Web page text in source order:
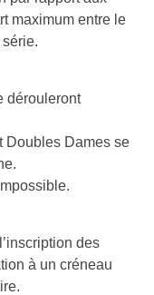
maximum entre le
dérouleront
Doubles Dames se
des
à un créneau